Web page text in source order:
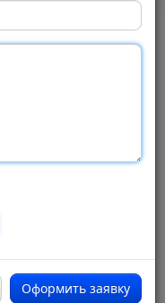
Оформить заявку